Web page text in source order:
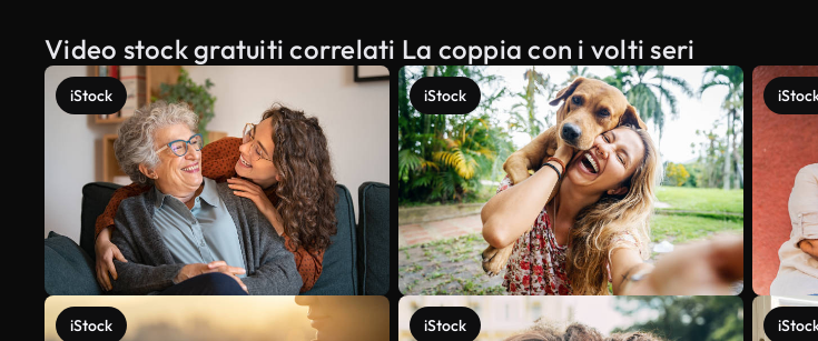
Video stock gratuiti correlati La coppia con i volti seri
iStock
iStock
iStock
iStock